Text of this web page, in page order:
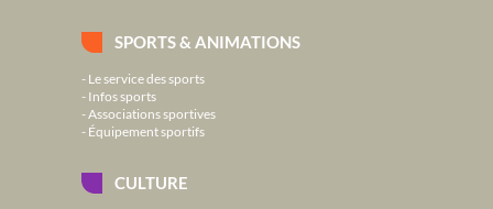
SPORTS & ANIMATIONS
Le service des sports
Infos sports
Associations sportives
Équipement sportifs
CULTURE